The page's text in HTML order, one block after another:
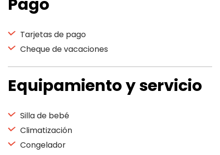
Tarjetas de pago
Cheque de vacaciones
Equipamiento y servicio
Silla de bebé
Climatización
Congelador